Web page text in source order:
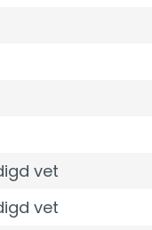
vet
vet